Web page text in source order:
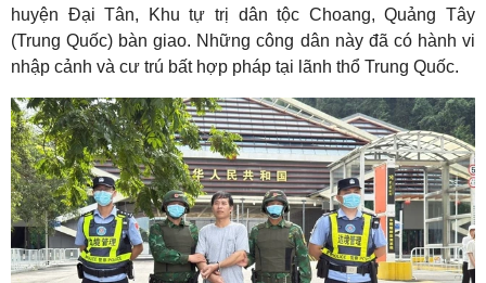
huyện Đại Tân, Khu tự trị dân tộc Choang, Quảng Tây
(Trung Quốc) bàn giao. Những công dân này đã có hành vi
nhập cảnh và cư trú bất hợp pháp tại lãnh thổ Trung Quốc.